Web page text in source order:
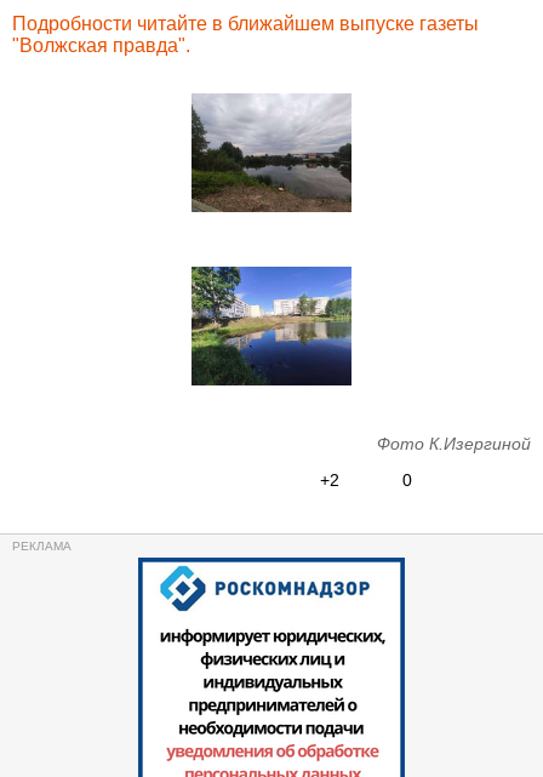
Подробности читайте в ближайшем выпуске газеты
"Волжская правда".
Фото К.Изергиной
+2
0